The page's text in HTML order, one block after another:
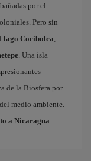
por el
Pero sin
lago Cocibolca
. Una isla
de la Biosfera por
medio ambiente.
a Nicaragua